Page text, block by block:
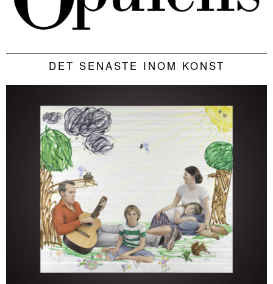
DET SENASTE INOM KONST